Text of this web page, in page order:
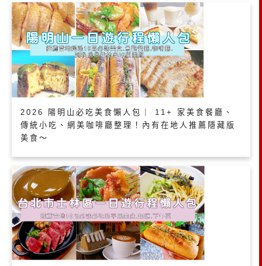
2026 陽明山必吃美食懶人包｜ 11+ 家美食餐廳、
傳統小吃、網美咖啡廳整理！內有在地人推薦隱藏版
美食～